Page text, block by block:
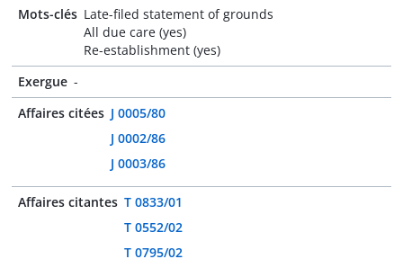
Mots-clés Late-filed statement of grounds
All due care (yes)
Re-establishment (yes)
Exergue -
Affaires citées J 0005/80
J 0002/86
J 0003/86
Affaires citantes T 0833/01
T 0552/02
T 0795/02